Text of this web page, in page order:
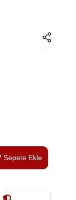
Sepete Ekle